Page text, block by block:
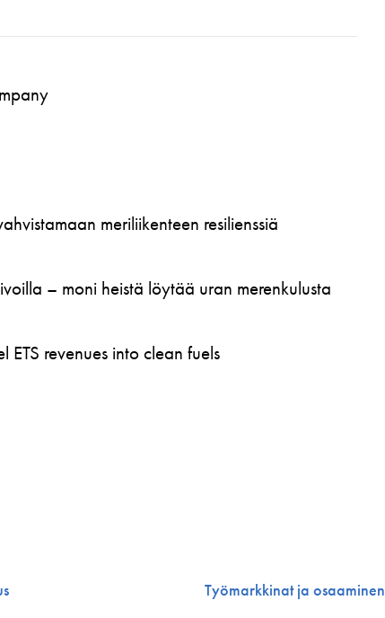
meriliikenteen resilienssiä
– moni heistä löytää uran merenkulusta
revenues into clean fuels
Työmarkkinat ja osaaminen